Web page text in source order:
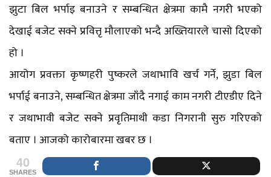
झुटा बिल भर्पाइ बनाउने र सम्बन्धित क्षेत्रमा कामै नगरी भएको
देखाई बजेट सक्ने प्रवित्तृ मौलाएको भन्दै अख्तियारले चासो दिएको
हो ।
आयोग प्रवक्ता कृष्णहरी पुष्करले जथाभावि खर्च गर्ने, झुडा बिल
भर्पाई बनाउने, सम्बन्धित क्षेत्रमा जाँदै नगाई काम नगरी टीएडीए दिने
र जथाभावी बजेट सक्ने प्रवृतिमाथी कडा निगरानी सुरु गरिएको
बताए । आजको कारोबारमा खबर छ ।
40
SHARES